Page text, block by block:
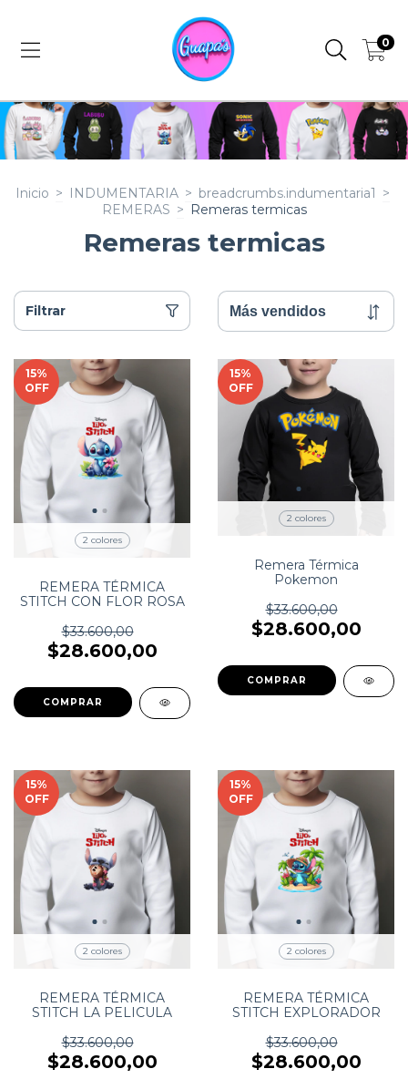
0
Inicio > INDUMENTARIA > breadcrumbs.indumentaria1 >
REMERAS > Remeras termicas
Remeras termicas
Filtrar
15%
OFF
2 colores
REMERA TÉRMICA
STITCH CON FLOR ROSA
$33.600,00
$28.600,00
COMPRAR
15%
OFF
2 colores
Remera Térmica
Pokemon
$33.600,00
$28.600,00
COMPRAR
15%
OFF
2 colores
REMERA TÉRMICA
STITCH LA PELICULA
$33.600,00
$28.600,00
15%
OFF
2 colores
REMERA TÉRMICA
STITCH EXPLORADOR
$33.600,00
$28.600,00